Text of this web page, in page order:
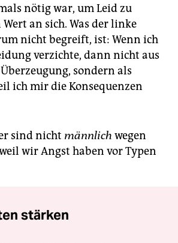
nötig war, um Leid zu
an sich. Was der linke
nicht begreift, ist: Wenn ich
verzichte, dann nicht aus
sondern als
ich mir die Konsequenzen
sind nicht männlich wegen
wir Angst haben vor Typen
stärken